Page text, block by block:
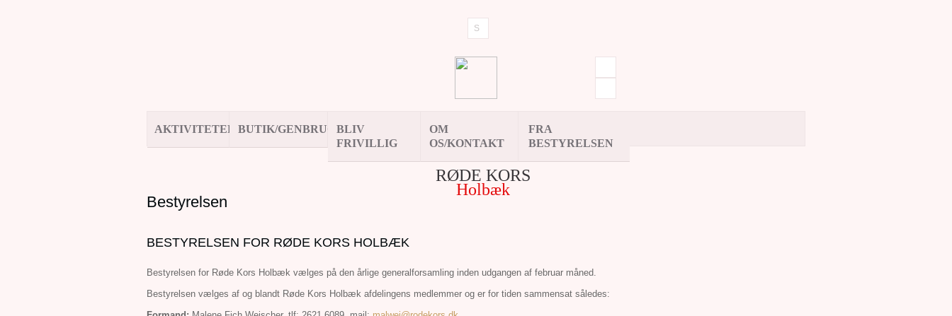
RØDE KORS
Holbæk
AKTIVITETER BUTIK/GENBRUG BLIV
FRIVILLIG
OM
OS/KONTAKT
FRA
BESTYRELSEN
Bestyrelsen
BESTYRELSEN FOR RØDE KORS HOLBÆK
Bestyrelsen for Røde Kors Holbæk vælges på den årlige generalforsamling inden udgangen af februar måned.
Bestyrelsen vælges af og blandt Røde Kors Holbæk afdelingens medlemmer og er for tiden sammensat således: